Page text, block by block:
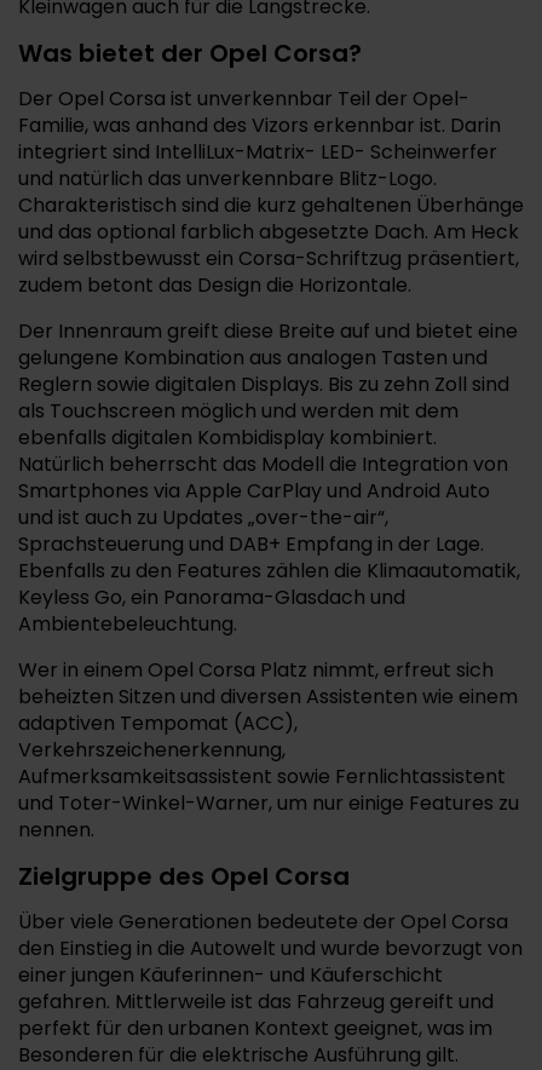
Kleinwagen auch für die Langstrecke.
Was bietet der Opel Corsa?
Der Opel Corsa ist unverkennbar Teil der Opel-
Familie, was anhand des Vizors erkennbar ist. Darin
integriert sind IntelliLux-Matrix- LED- Scheinwerfer
und natürlich das unverkennbare Blitz-Logo.
Charakteristisch sind die kurz gehaltenen Überhänge
und das optional farblich abgesetzte Dach. Am Heck
wird selbstbewusst ein Corsa-Schriftzug präsentiert,
zudem betont das Design die Horizontale.
Der Innenraum greift diese Breite auf und bietet eine
gelungene Kombination aus analogen Tasten und
Reglern sowie digitalen Displays. Bis zu zehn Zoll sind
als Touchscreen möglich und werden mit dem
ebenfalls digitalen Kombidisplay kombiniert.
Natürlich beherrscht das Modell die Integration von
Smartphones via Apple CarPlay und Android Auto
und ist auch zu Updates „over-the-air“,
Sprachsteuerung und DAB+ Empfang in der Lage.
Ebenfalls zu den Features zählen die Klimaautomatik,
Keyless Go, ein Panorama-Glasdach und
Ambientebeleuchtung.
Wer in einem Opel Corsa Platz nimmt, erfreut sich
beheizten Sitzen und diversen Assistenten wie einem
adaptiven Tempomat (ACC),
Verkehrszeichenerkennung,
Aufmerksamkeitsassistent sowie Fernlichtassistent
und Toter-Winkel-Warner, um nur einige Features zu
nennen.
Zielgruppe des Opel Corsa
Über viele Generationen bedeutete der Opel Corsa
den Einstieg in die Autowelt und wurde bevorzugt von
einer jungen Käuferinnen- und Käuferschicht
gefahren. Mittlerweile ist das Fahrzeug gereift und
perfekt für den urbanen Kontext geeignet, was im
Besonderen für die elektrische Ausführung gilt.